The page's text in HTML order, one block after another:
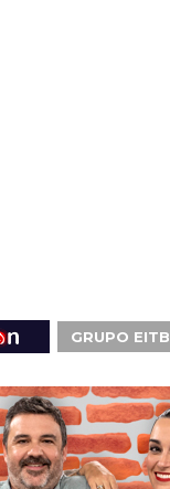
GRUPO EITB